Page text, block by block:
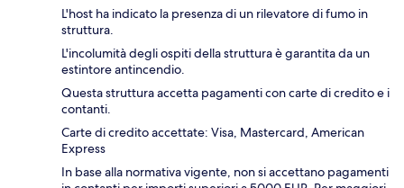
L'host ha indicato la presenza di un rilevatore di fumo in
struttura.
L'incolumità degli ospiti della struttura è garantita da un
estintore antincendio.
Questa struttura accetta pagamenti con carte di credito e i
contanti.
Carte di credito accettate: Visa, Mastercard, American
Express
In base alla normativa vigente, non si accettano pagamenti